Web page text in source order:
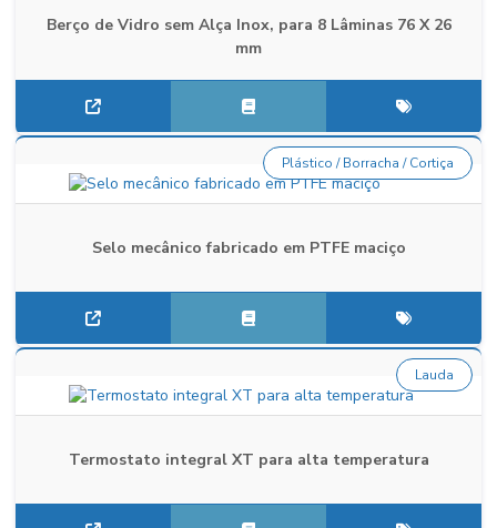
Berço de Vidro sem Alça Inox, para 8 Lâminas 76 X 26
mm
Selo mecânico fabricado em PTFE maciço
Plástico / Borracha / Cortiça
Termostato integral XT para alta temperatura
Lauda